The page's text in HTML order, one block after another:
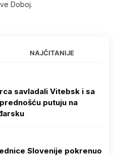
Doboj.
NAJČITANIJE
savladali Vitebsk i sa
putuju na
Slovenije pokrenuo